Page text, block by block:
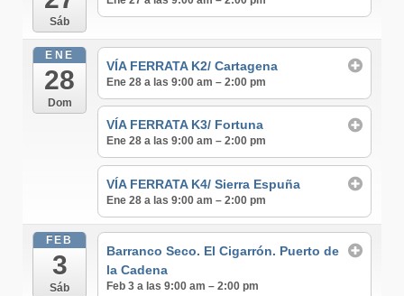
Sáb
ENE
28
Dom
VÍA FERRATA K2/ Cartagena
Ene 28 a las 9:00 am – 2:00 pm
VÍA FERRATA K3/ Fortuna
Ene 28 a las 9:00 am – 2:00 pm
VÍA FERRATA K4/ Sierra Espuña
Ene 28 a las 9:00 am – 2:00 pm
FEB
3
Sáb
Barranco Seco. El Cigarrón. Puerto de
la Cadena
Feb 3 a las 9:00 am – 2:00 pm